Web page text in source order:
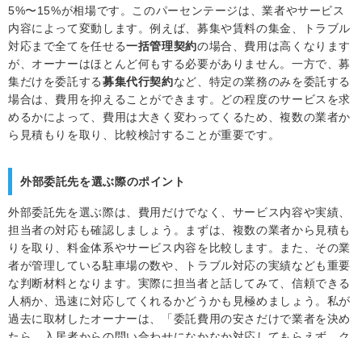
5%〜15%が相場です。このパーセンテージは、業者やサービス
内容によって変動します。例えば、募集や賃料の集金、トラブル
対応まで全てを任せる一括管理契約の場合、費用は高くなります
が、オーナーはほとんど何もする必要がありません。一方で、募
集だけを委託する募集代行契約など、特定の業務のみを委託する
場合は、費用を抑えることができます。どの程度のサービスを求
めるかによって、費用は大きく変わってくるため、複数の業者か
ら見積もりを取り、比較検討することが重要です。
外部委託先を選ぶ際のポイント
外部委託先を選ぶ際は、費用だけでなく、サービス内容や実績、
担当者の対応も確認しましょう。まずは、複数の業者から見積も
りを取り、料金体系やサービス内容を比較します。また、その業
者が管理している駐車場の数や、トラブル対応の実績なども重要
な判断材料となります。実際に担当者と話してみて、信頼できる
人柄か、迅速に対応してくれるかどうかも見極めましょう。私が
過去に取材したオーナーは、「委託費用の安さだけで業者を決め